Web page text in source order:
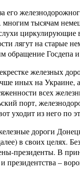
его
многим тысячам
лягут на старые
Госдепа
железных
иных на Украине,
всех
порт,
уходит из него
дороги
в своих целях.
президенты. В
–